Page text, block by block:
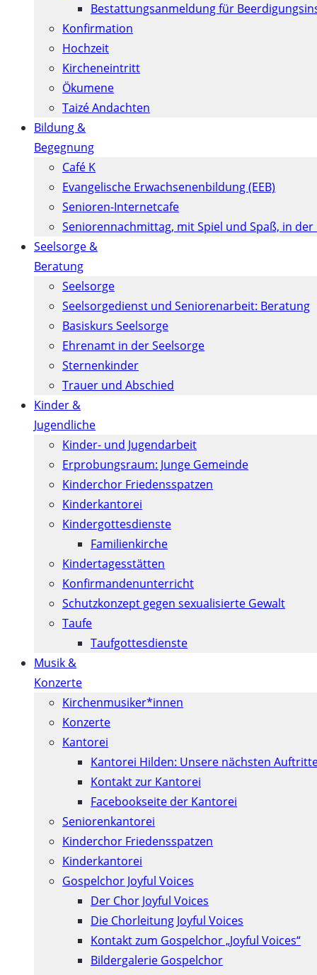
Bestattungsanmeldung für
Konfirmation
Hochzeit
Kircheneintritt
Ökumene
Taizé Andachten
Bildung &
Begegnung
Café K
Evangelische Erwachsenenbildung (EEB)
Senioren-Internetcafe
Seniorennachmittag, mit Spiel und Spaß, in
Seelsorge &
Beratung
Seelsorge
Seelsorgedienst und Seniorenarbeit: Beratung
Basiskurs Seelsorge
Ehrenamt in der Seelsorge
Sternenkinder
Trauer und Abschied
Kinder &
Jugendliche
Kinder- und Jugendarbeit
Erprobungsraum: Junge Gemeinde
Kinderchor Friedensspatzen
Kinderkantorei
Kindergottesdienste
Familienkirche
Kindertagesstätten
Konfirmanden­unterricht
Schutzkonzept gegen sexualisierte Gewalt
Taufe
Taufgottesdienste
Musik &
Konzerte
Kirchenmusiker*innen
Konzerte
Kantorei
Kantorei Hilden: Unsere nächsten
Kontakt zur Kantorei
Facebookseite der Kantorei
Seniorenkantorei
Kinderchor Friedensspatzen
Kinderkantorei
Gospelchor Joyful Voices
Der Chor Joyful Voices
Die Chorleitung Joyful Voices
Kontakt zum Gospelchor „Joyful Voices“
Bildergalerie Gospelchor